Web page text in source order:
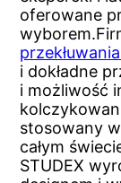
oferowane
i dokładne
i możliwość
stosowany
całym
STUDEX